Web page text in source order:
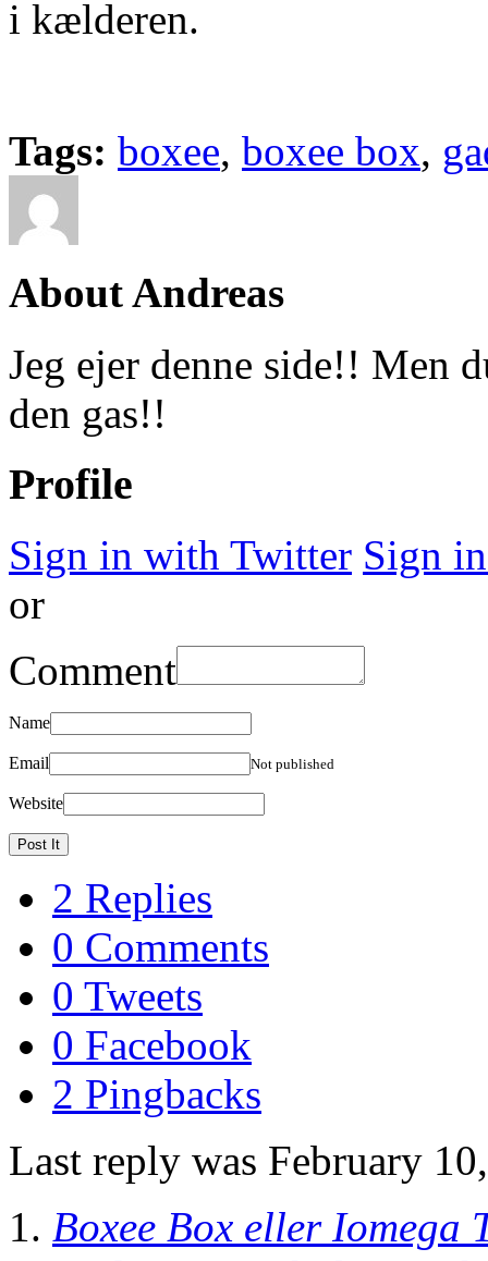
i kælderen.
Tags: boxee, boxee box,
About Andreas
Jeg ejer denne side!! Men
den gas!!
Profile
Sign in with Twitter Sign
or
Comment
Name
Email Not published
Website
2 Replies
0 Comments
0 Tweets
0 Facebook
2 Pingbacks
Last reply was February
Boxee Box eller Iomega